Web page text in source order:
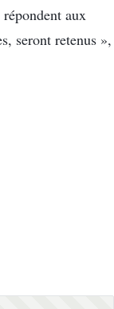
aux
seront retenus »,